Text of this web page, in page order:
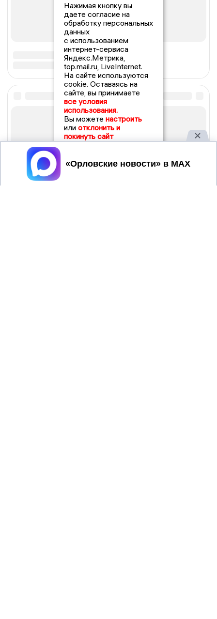
Нажимая кнопку вы
даете согласие на
обработку персональных
данных
с использованием
интернет-сервиса
Яндекс.Метрика,
top.mail.ru, LiveInternet.
На сайте используются
cookie. Оставаясь на
сайте, вы принимаете
все условия
использования.
Вы можете настроить
или отклонить и
покинуть сайт
Принять